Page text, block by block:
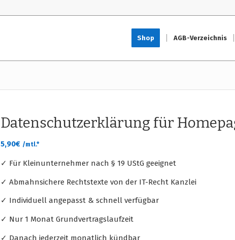
Shop AGB-Verzeichnis
Datenschutzerklärung für
5,90€ /mtl.*
✓ Für Kleinunternehmer nach § 19 UStG geeignet
✓ Abmahnsichere Rechtstexte von der IT-Recht Kanzlei
✓ Individuell angepasst & schnell verfügbar
✓ Nur 1 Monat Grundvertragslaufzeit
✓ Danach jederzeit monatlich kündbar